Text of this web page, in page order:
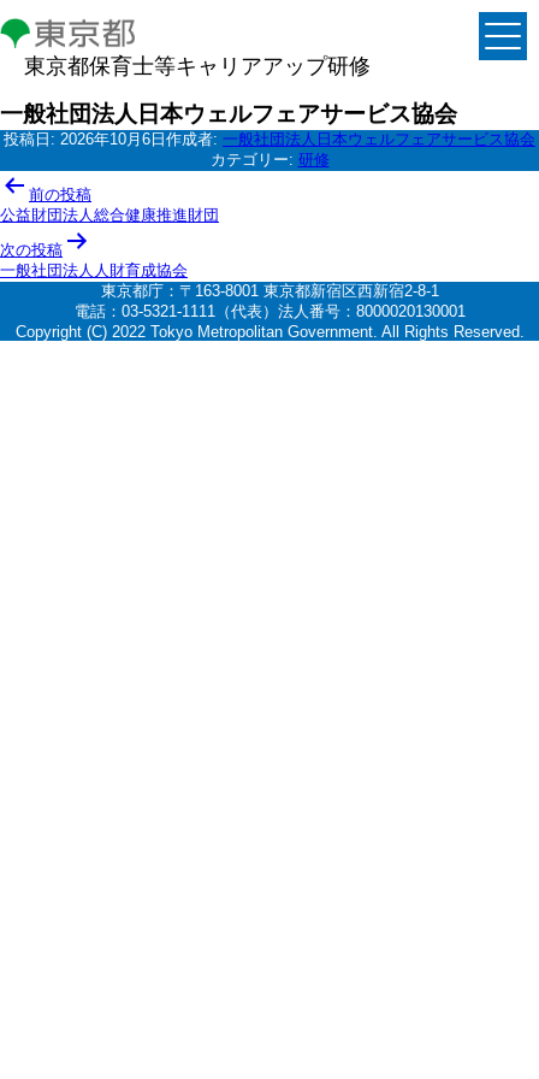
東京都保育士等キャリアアップ研修
一般社団法人日本ウェルフェアサービス協会
投稿日: 2026年10月6日 作成者: 一般社団法人日本ウェルフェアサービス協会
カテゴリー: 研修
投
稿
ナ
ビ
ー
前の投稿
公益財団法人総合健康推進財団
次の投稿
一般社団法人人財育成協会
東京都庁：〒163-8001 東京都新宿区西新宿2-8-1
電話：03-5321-1111（代表）法人番号：8000020130001
Copyright (C) 2022 Tokyo Metropolitan Government. All Rights Reserved.